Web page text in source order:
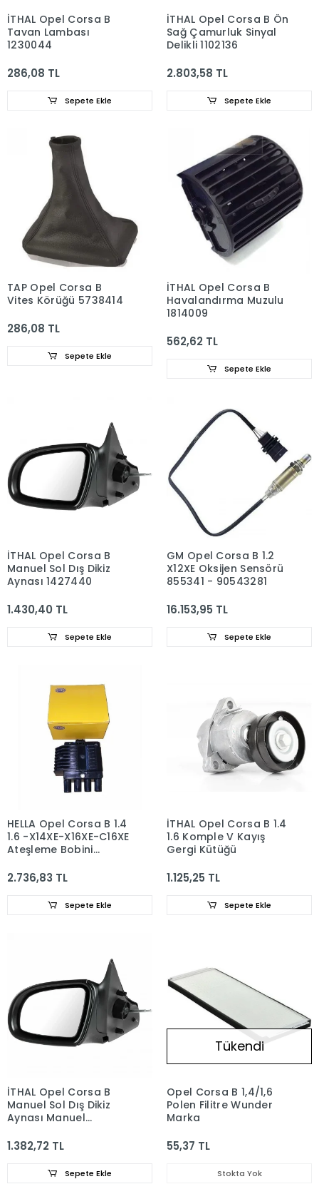
İTHAL Opel Corsa B
Tavan Lambası
1230044
286,08 TL
Sepete Ekle
İTHAL Opel Corsa B Ön
Sağ Çamurluk Sinyal
Delikli 1102136
2.803,58 TL
Sepete Ekle
TAP Opel Corsa B
Vites Körüğü 5738414
286,08 TL
Sepete Ekle
İTHAL Opel Corsa B
Havalandırma Muzulu
1814009
562,62 TL
Sepete Ekle
İTHAL Opel Corsa B
Manuel Sol Dış Dikiz
Aynası 1427440
1.430,40 TL
Sepete Ekle
GM Opel Corsa B 1.2
X12XE Oksijen Sensörü
855341 - 90543281
16.153,95 TL
Sepete Ekle
HELLA Opel Corsa B 1.4
1.6 -X14XE-X16XE-C16XE
Ateşleme Bobini
2.736,83 TL
Sepete Ekle
İTHAL Opel Corsa B 1.4
1.6 Komple V Kayış
Gergi Kütüğü
1.125,25 TL
Sepete Ekle
İTHAL Opel Corsa B
Manuel Sol Dış Dikiz
Aynası Manuel
1.382,72 TL
Sepete Ekle
Tükendi
Opel Corsa B 1,4/1,6
Polen Filitre Wunder
Marka
55,37 TL
Stokta Yok